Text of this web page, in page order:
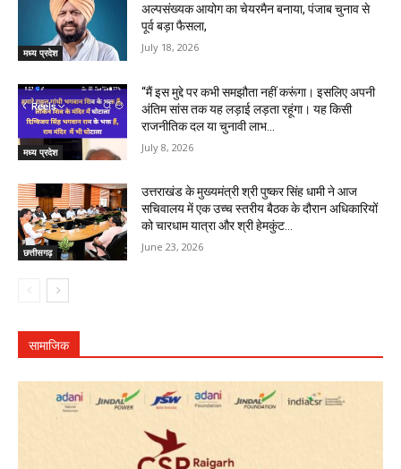
मध्य प्रदेश
अल्पसंख्यक आयोग का चेयरमैन बनाया, पंजाब चुनाव से
पूर्व बड़ा फैसला,
July 18, 2026
मध्य प्रदेश
“मैं इस मुद्दे पर कभी समझौता नहीं करूंगा। इसलिए अपनी
अंतिम सांस तक यह लड़ाई लड़ता रहूंगा। यह किसी
राजनीतिक दल या चुनावी लाभ...
July 8, 2026
छत्तीसगढ़
उत्तराखंड के मुख्यमंत्री श्री पुष्कर सिंह धामी ने आज
सचिवालय में एक उच्च स्तरीय बैठक के दौरान अधिकारियों
को चारधाम यात्रा और श्री हेमकुंट...
June 23, 2026
सामाजिक